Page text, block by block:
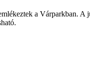
a Várparkban.